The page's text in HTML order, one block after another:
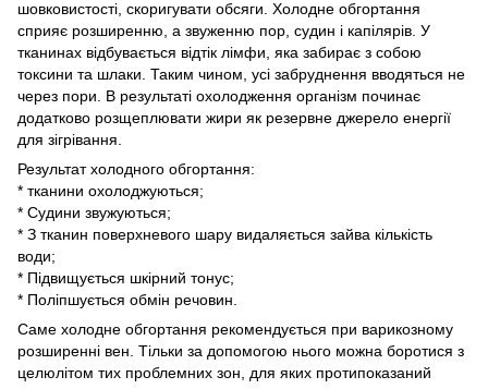
шовковистості, скоригувати обсяги. Холодне обгортання
сприяє розширенню, а звуженню пор, судин і капілярів. У
тканинах відбувається відтік лімфи, яка забирає з собою
токсини та шлаки. Таким чином, усі забруднення вводяться не
через пори. В результаті охолодження організм починає
додатково розщеплювати жири як резервне джерело енергії
для зігрівання.
Результат холодного обгортання:
* тканини охолоджуються;
* Судини звужуються;
* З тканин поверхневого шару видаляється зайва кількість
води;
* Підвищується шкірний тонус;
* Поліпшується обмін речовин.
Саме холодне обгортання рекомендується при варикозному
розширенні вен. Тільки за допомогою нього можна боротися з
целюлітом тих проблемних зон, для яких протипоказаний